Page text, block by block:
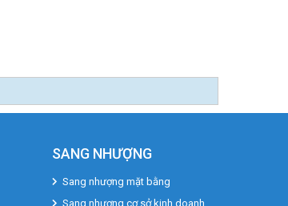
SANG NHƯỢNG
Sang nhượng mặt bằng
Sang nhượng cơ sở kinh doanh